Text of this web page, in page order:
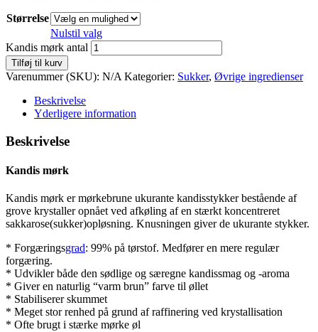
Størrelse
Nulstil valg
Kandis mørk antal
Tilføj til kurv
Varenummer (SKU): N/A Kategorier: Sukker, Øvrige ingredienser
Beskrivelse
Yderligere information
Beskrivelse
Kandis mørk
Kandis mørk er mørkebrune ukurante kandisstykker bestående af
grove krystaller opnået ved afkøling af en stærkt koncentreret
sakkarose(sukker)opløsning. Knusningen giver de ukurante stykker.
* Forgæringsgrad: 99% på tørstof. Medfører en mere regulær
forgæring.
* Udvikler både den sødlige og særegne kandissmag og -aroma
* Giver en naturlig “varm brun” farve til øllet
* Stabiliserer skummet
* Meget stor renhed på grund af raffinering ved krystallisation
* Ofte brugt i stærke mørke øl